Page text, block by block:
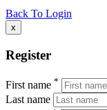
Back To Login
x
Register
First name *
Last name